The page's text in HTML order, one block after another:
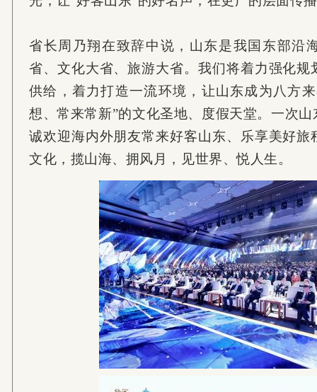
省长周乃翔在致辞中说，山东是我国东部沿
省、文化大省、旅游大省。我们将着力强化规
供给，着力打造一流环境，让山东成为八方
想、常来常新”的文化圣地、度假天堂。一次
诚欢迎海内外朋友常来好客山东、乐享美好旅
文化，揽山海、拥风月，见世界、悦人生。